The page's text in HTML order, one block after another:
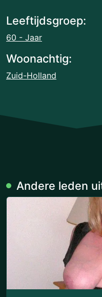
Leeftijdsgroep:
60 - Jaar
Woonachtig:
Zuid-Holland
Andere leden